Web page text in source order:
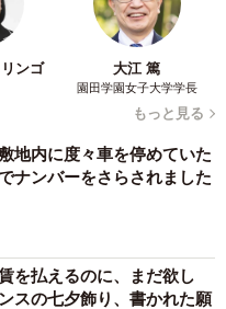
ンゴ 大江 篤
園田学園女子大学学長
もっと見る
地内に度々車を停めていた
ナンバーをさらされました
を払えるのに、まだ欲し
スの七夕飾り、書かれた願